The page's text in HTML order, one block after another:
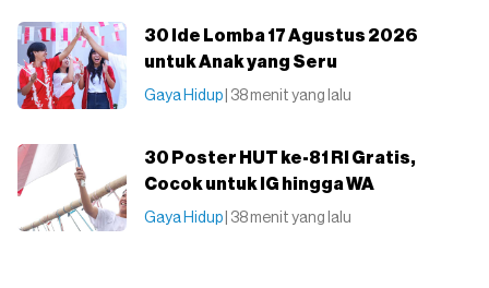
30 Ide Lomba 17 Agustus 2026
untuk Anak yang Seru
Gaya Hidup | 38 menit yang lalu
30 Poster HUT ke-81 RI Gratis,
Cocok untuk IG hingga WA
Gaya Hidup | 38 menit yang lalu